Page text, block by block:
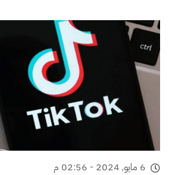
6 مايو, 2024 - 02:56 م